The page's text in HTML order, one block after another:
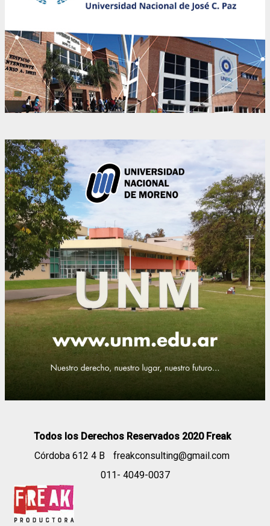
Todos los Derechos Reservados 2020 Freak
Córdoba 612 4 B
freakconsulting@gmail.com
011- 4049-0037